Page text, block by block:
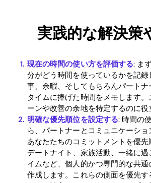
実践的な解決策
現在の時間の使い方を評価する: ま
分がどう時間を使っているかを記
事、余暇、そしてもちろんパートナ
タイムに捧げた時間をメモします
ーンや改善の余地を特定するのに役
明確な優先順位を設定する: 時間の
ら、パートナーとコミュニケーショ
あなたたちのコミットメントを優先
デートナイト、家族活動、一緒に
イムなど、個人的かつ専門的な共
作成します。これらの側面を優先